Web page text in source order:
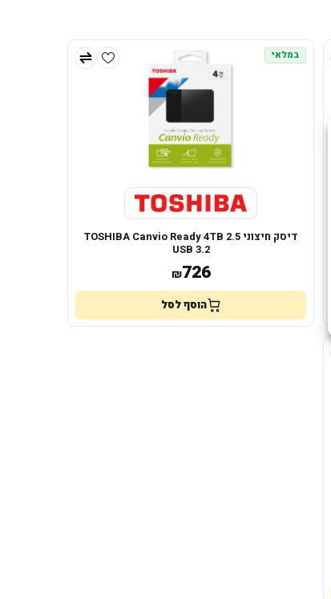
במלאי
דיסק חיצוני TOSHIBA Canvio Ready 4TB 2.5
USB 3.2
₪726
הוסף לסל